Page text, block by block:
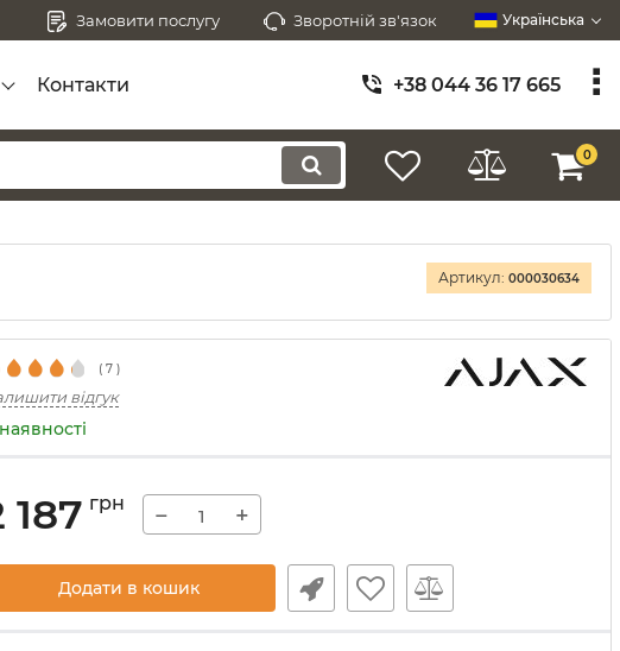
Замовити послугу Зворотній зв'язок Українська
Контакти +38 044 36 17 665
0
Артикул: 000030634
( 7 )
відгук
187 грн − +
Додати в кошик